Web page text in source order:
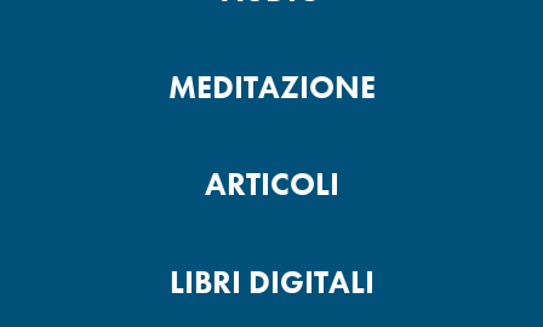
MEDITAZIONE
ARTICOLI
LIBRI DIGITALI